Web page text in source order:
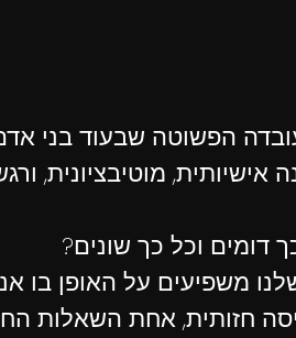
הפשוטה שבעוד בני
מוטיבציונית,
דומים וכל כך שונים?
משפיעים על האופן בו
חזותית, אחת השאלות